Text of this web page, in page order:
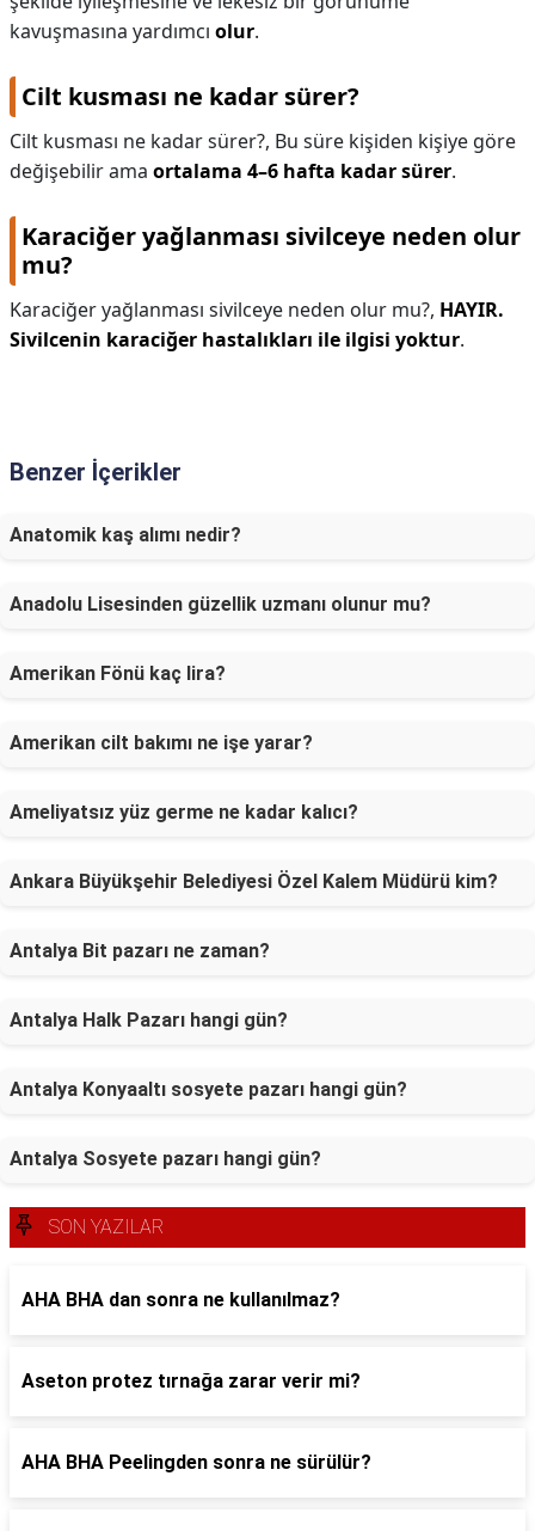
kavuşmasına yardımcı olur.
Cilt kusması ne kadar sürer?
Cilt kusması ne kadar sürer?, Bu süre kişiden kişiye göre
değişebilir ama ortalama 4–6 hafta kadar sürer.
Karaciğer yağlanması sivilceye neden olur
mu?
Karaciğer yağlanması sivilceye neden olur mu?, HAYIR.
Sivilcenin karaciğer hastalıkları ile ilgisi yoktur.
Benzer İçerikler
Anatomik kaş alımı nedir?
Anadolu Lisesinden güzellik uzmanı olunur mu?
Amerikan Fönü kaç lira?
Amerikan cilt bakımı ne işe yarar?
Ameliyatsız yüz germe ne kadar kalıcı?
Ankara Büyükşehir Belediyesi Özel Kalem Müdürü kim?
Antalya Bit pazarı ne zaman?
Antalya Halk Pazarı hangi gün?
Antalya Konyaaltı sosyete pazarı hangi gün?
Antalya Sosyete pazarı hangi gün?
SON YAZILAR
AHA BHA dan sonra ne kullanılmaz?
Aseton protez tırnağa zarar verir mi?
AHA BHA Peelingden sonra ne sürülür?